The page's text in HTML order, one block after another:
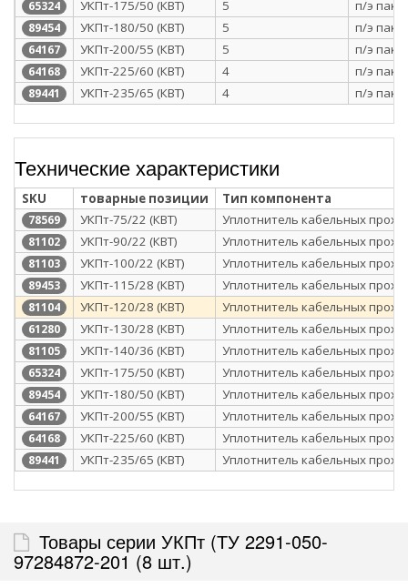
65324 УКПт-175/50 (КВТ) 5 п/э
89454 УКПт-180/50 (КВТ) 5 п/э
64167 УКПт-200/55 (КВТ) 5 п/э
64168 УКПт-225/60 (КВТ) 4 п/э
89441 УКПт-235/65 (КВТ) 4 п/э
Технические характеристики
SKU товарные позиции Тип компонента
78569 УКПт-75/22 (КВТ) Уплотнитель кабельных
81102 УКПт-90/22 (КВТ) Уплотнитель кабельных
81103 УКПт-100/22 (КВТ) Уплотнитель кабельных
89453 УКПт-115/28 (КВТ) Уплотнитель кабельных
81104 УКПт-120/28 (КВТ) Уплотнитель кабельных
61280 УКПт-130/28 (КВТ) Уплотнитель кабельных
81105 УКПт-140/36 (КВТ) Уплотнитель кабельных
65324 УКПт-175/50 (КВТ) Уплотнитель кабельных
89454 УКПт-180/50 (КВТ) Уплотнитель кабельных
64167 УКПт-200/55 (КВТ) Уплотнитель кабельных
64168 УКПт-225/60 (КВТ) Уплотнитель кабельных
89441 УКПт-235/65 (КВТ) Уплотнитель кабельных
Товары серии УКПт (ТУ 2291-050-
97284872-201 (8 шт.)